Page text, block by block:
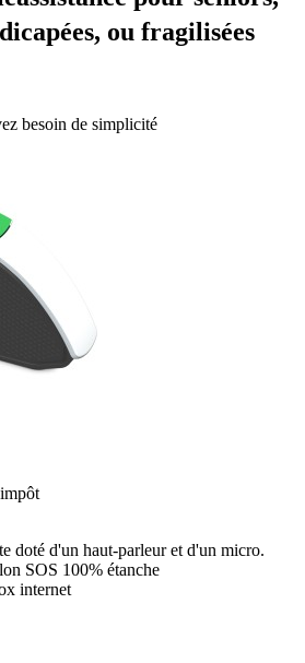
ou fragilisées
besoin de simplicité
doté d'un haut-parleur et d'un micro.
SOS 100% étanche
internet